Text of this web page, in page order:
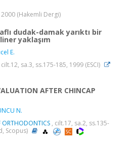
2000 (Hakemli Dergi)
dudak-damak yarıktı bir
yaklaşım
E.
cilt.12, sa.3, ss.175-185, 1999 (ESCI)
AFTER CHINCAP
N.
ORTHODONTICS , cilt.17, sa.2, ss.135-
Scopus)